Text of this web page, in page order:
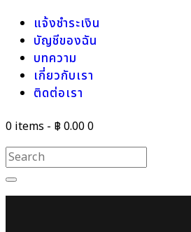
แจ้งชำระเงิน
บัญชีของฉัน
บทความ
เกี่ยวกับเรา
ติดต่อเรา
0 items - ฿ 0.000